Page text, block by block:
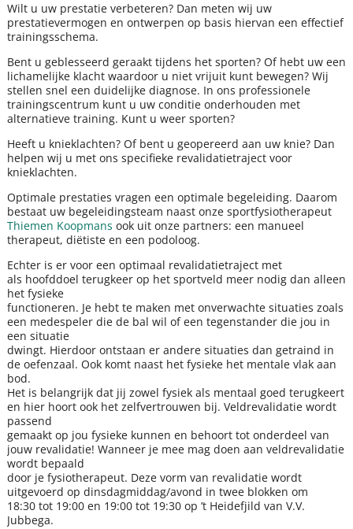
Wilt u uw prestatie verbeteren? Dan meten wij uw
prestatievermogen en ontwerpen op basis hiervan een effectief
trainingsschema.
Bent u geblesseerd geraakt tijdens het sporten? Of hebt uw een
lichamelijke klacht waardoor u niet vrijuit kunt bewegen? Wij
stellen snel een duidelijke diagnose. In ons professionele
trainingscentrum kunt u uw conditie onderhouden met
alternatieve training. Kunt u weer sporten?
Heeft u knieklachten? Of bent u geopereerd aan uw knie? Dan
helpen wij u met ons specifieke revalidatietraject voor
knieklachten.
Optimale prestaties vragen een optimale begeleiding. Daarom
bestaat uw begeleidingsteam naast onze sportfysiotherapeut
Thiemen Koopmans ook uit onze partners: een manueel
therapeut, diëtiste en een podoloog.
Echter is er voor een optimaal revalidatietraject met
als hoofddoel terugkeer op het sportveld meer nodig dan alleen
het fysieke
functioneren. Je hebt te maken met onverwachte situaties zoals
een medespeler die de bal wil of een tegenstander die jou in
een situatie
dwingt. Hierdoor ontstaan er andere situaties dan getraind in
de oefenzaal. Ook komt naast het fysieke het mentale vlak aan
bod.
Het is belangrijk dat jij zowel fysiek als mentaal goed terugkeert
en hier hoort ook het zelfvertrouwen bij. Veldrevalidatie wordt
passend
gemaakt op jou fysieke kunnen en behoort tot onderdeel van
jouw revalidatie! Wanneer je mee mag doen aan veldrevalidatie
wordt bepaald
door je fysiotherapeut. Deze vorm van revalidatie wordt
uitgevoerd op dinsdagmiddag/avond in twee blokken om
18:30 tot 19:00 en 19:00 tot 19:30 op ’t Heidefjild van V.V.
Jubbega.